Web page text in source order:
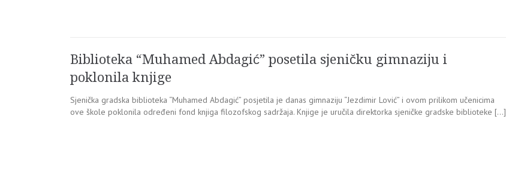
Biblioteka “Muhamed Abdagić” posetila sjeničku gimnaziju i
poklonila knjige
Sjenička gradska biblioteka “Muhamed Abdagić” posjetila je danas gimnaziju “Jezdimir Lović” i ovom prilikom učenicima
ove škole poklonila određeni fond knjiga filozofskog sadržaja. Knjige je uručila direktorka sjeničke gradske biblioteke […]